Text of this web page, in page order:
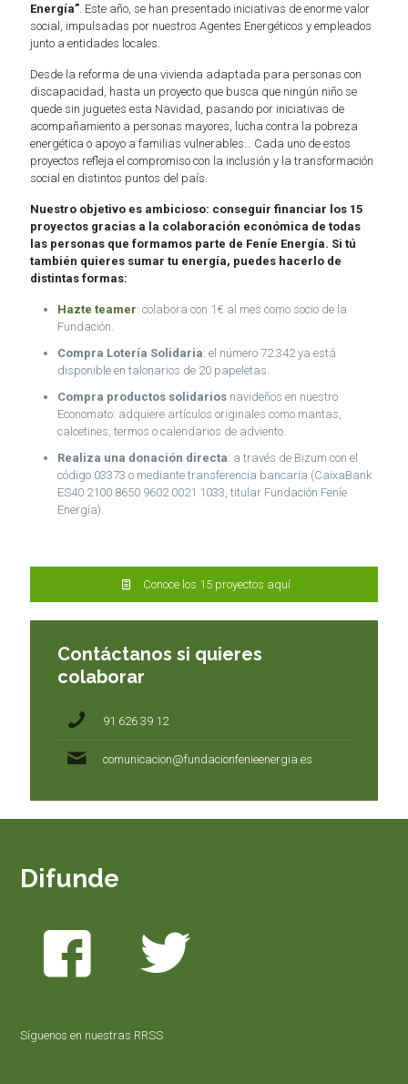
Energía” . Este año, se han presentado iniciativas de enorme valor
social, impulsadas por nuestros Agentes Energéticos y empleados
junto a entidades locales.
Desde la reforma de una vivienda adaptada para personas con
discapacidad, hasta un proyecto que busca que ningún niño se
quede sin juguetes esta Navidad, pasando por iniciativas de
acompañamiento a personas mayores, lucha contra la pobreza
energética o apoyo a familias vulnerables… Cada uno de estos
proyectos refleja el compromiso con la inclusión y la transformación
social en distintos puntos del país.
Nuestro objetivo es ambicioso: conseguir financiar los 15
proyectos gracias a la colaboración económica de todas
las personas que formamos parte de Feníe Energía. Si tú
también quieres sumar tu energía, puedes hacerlo de
distintas formas:
Hazte teamer: colabora con 1€ al mes como socio de la
Fundación.
Compra Lotería Solidaria: el número 72.342 ya está
disponible en talonarios de 20 papeletas.
Compra productos solidarios navideños en nuestro
Economato: adquiere artículos originales como mantas,
calcetines, termos o calendarios de adviento.
Realiza una donación directa: a través de Bizum con el
código 03373 o mediante transferencia bancaria (CaixaBank
ES40 2100 8650 9602 0021 1033, titular Fundación Feníe
Energía).
Conoce los 15 proyectos aquí
Contáctanos si quieres
colaborar
91 626 39 12
comunicacion@fundacionfenieenergia.es
Difunde
Síguenos en nuestras RRSS